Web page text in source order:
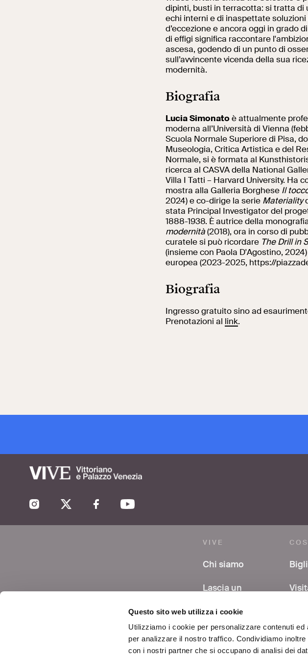
Questo sito web utilizza i cookie
Utilizziamo i cookie per personalizzare contenuti
per analizzare il nostro traffico. Condividiamo
con i nostri partner che si occupano di analisi dei
Al
dipinti, busti in terracotta: si tratta di
echi interni e di inaspettate
d’eccezione e ancora oggi in grado
di effigi significa raccontare
ascesa, godendo di un punto di
sull’avvincente vicenda della sua
modernità.
Biografia
Lucia Simonatoè attualmente
moderna all’Università di Vienna
Scuola Normale Superiore di Pisa,
Museologia, Critica Artistica e del
Normale, si è formata al
ricerca al CASVA della National
Villa I Tatti – Harvard University. Ha
mostra alla Galleria Borghese Il
2024) e co-dirige la serie Materiality
stata Principal Investigator del
1888-1938. È autrice della
modernità(2018), ora in corso di
curatele si può ricordare The Drill in
(insieme con Paola D'Agostino,
europea (2023-2025, https://
Biografia
Ingresso gratuito sino ad
Prenotazioni al link.
VIVE
Chi siamo
Lascia un
Area stampa
Avvisi
Al